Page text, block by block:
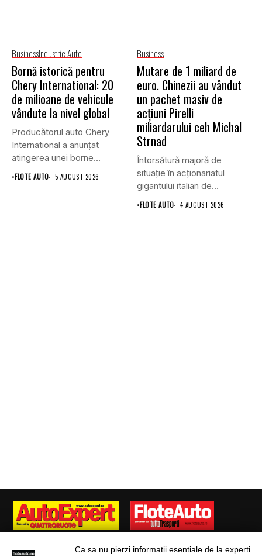
BusinessIndustrie Auto
Bornă istorică pentru
Chery International: 20
de milioane de vehicule
vândute la nivel global
Producătorul auto Chery
International a anunțat
atingerea unei borne
istorice în industria...
•FLOTE AUTO 5 AUGUST 2026
Business
Mutare de 1 miliard de
euro. Chinezii au vândut
un pachet masiv de
acțiuni Pirelli
miliardarului ceh Michal
Strnad
Întorsătură majoră de
situație în acționariatul
gigantului italian de
anvelope Pirelli.
•FLOTE AUTO 4 AUGUST 2026
Ca sa nu pierzi informatii esentiale de la experti